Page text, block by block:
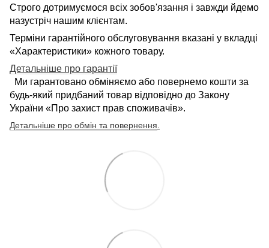
Строго дотримуємося всіх зобов'язання і завжди йдемо
назустріч нашим клієнтам.
Терміни гарантійного обслуговування вказані у вкладці
«Характеристики» кожного товару.
Детальніше про гарантії
Ми гарантовано обміняємо або повернемо кошти за
будь-який придбаний товар відповідно до Закону
України «Про захист прав споживачів».
Детальніше про обмін та повернення